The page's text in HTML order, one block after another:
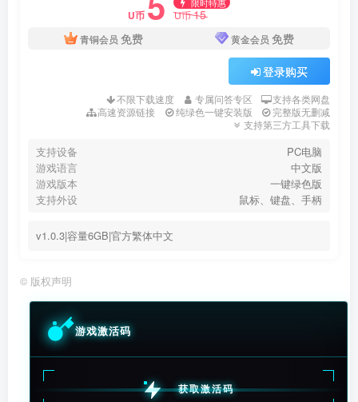
U币 U币15
青铜会员 免费 黄金会员 免费
登录购买
不限下载速度 专属问答专区
支持各类网盘
高速资源链接
纯绿色一键安装版
完整版无删减
支持第三方工具下载
支持设备
PC电脑
游戏语言
中文版
游戏版本
一键绿色版
支持外设
鼠标、键盘、手柄
v1.0.3|容量6GB|官方繁体中文
© 版权声明
游戏激活码
获取激活码